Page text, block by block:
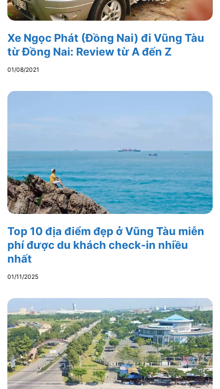
Xe Ngọc Phát (Đồng Nai) đi Vũng Tàu
từ Đồng Nai: Review từ A đến Z
01/08/2021
Top 10 địa điểm đẹp ở Vũng Tàu miễn
phí được du khách check-in nhiều
nhất
01/11/2025